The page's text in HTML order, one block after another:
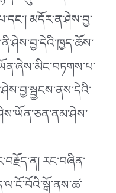
མདོར་ན་ཤེས་བྱ་
རང་བཞིན་